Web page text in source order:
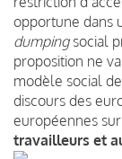
opportune dans
dumpingsocial
proposition ne
modèle social
discours des
européennes
travailleurs et